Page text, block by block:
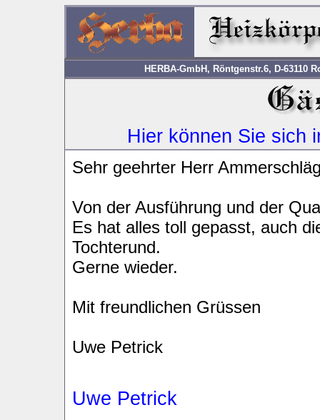
HERBA-GmbH, Röntgenstr.6, D-63110
Hier können Sie sich
Sehr geehrter Herr
Von der Ausführung und der
Es hat alles toll gepasst, auch
Tochterund.
Gerne wieder.
Mit freundlichen Grüssen
Uwe Petrick
Uwe Petrick